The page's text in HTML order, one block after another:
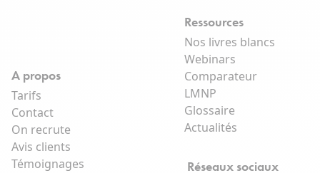
Ressources
Nos livres blancs
Webinars
Comparateur
LMNP
Glossaire
Actualités
A propos
Tarifs
Contact
On recrute
Avis clients
Témoignages
Réseaux sociaux